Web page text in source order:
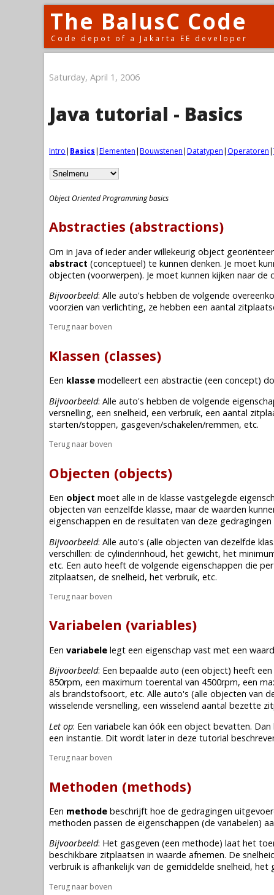
The BalusC Code
Code depot of a Jakarta EE developer
Saturday, April 1, 2006
Java tutorial - Basics
Intro| Basics|Elementen|Bouwstenen|Datatypen| Operatoren|
Object Oriented Programming basics
Abstracties (abstractions)
Om in Java of ieder ander willekeurig object
abstract (conceptueel) te kunnen denken. Je moet
objecten (voorwerpen). Je moet kunnen kijken naar
Bijvoorbeeld: Alle auto's hebben de volgende
voorzien van verlichting, ze hebben een aantal
Terug naar boven
Klassen (classes)
Een klasse modelleert een abstractie (een concept)
Bijvoorbeeld: Alle auto's hebben de volgende
versnelling, een snelheid, een verbruik, een aantal
starten/stoppen, gasgeven/schakelen/remmen, etc.
Terug naar boven
Objecten (objects)
Een object moet alle in de klasse vastgelegde
objecten van eenzelfde klasse, maar de waarden
eigenschappen en de resultaten van deze
Bijvoorbeeld: Alle auto's (alle objecten van dezelfde
verschillen: de cylinderinhoud, het gewicht, het
etc. Een auto heeft de volgende eigenschappen die
zitplaatsen, de snelheid, het verbruik, etc.
Terug naar boven
Variabelen (variables)
Een variabele legt een eigenschap vast met een
Bijvoorbeeld: Een bepaalde auto (een object) heeft
850rpm, een maximum toerental van 4500rpm, een
als brandstofsoort, etc. Alle auto's (alle objecten van
wisselende versnelling, een wisselend aantal bezette
Let op: Een variabele kan óók een object bevatten. Dan
een instantie. Dit wordt later in deze tutorial
Terug naar boven
Methoden (methods)
Een methode beschrijft hoe de gedragingen
methoden passen de eigenschappen (de variabelen)
Bijvoorbeeld: Het gasgeven (een methode) laat het
beschikbare zitplaatsen in waarde afnemen. De
verbruik is afhankelijk van de gemiddelde snelheid,
Terug naar boven